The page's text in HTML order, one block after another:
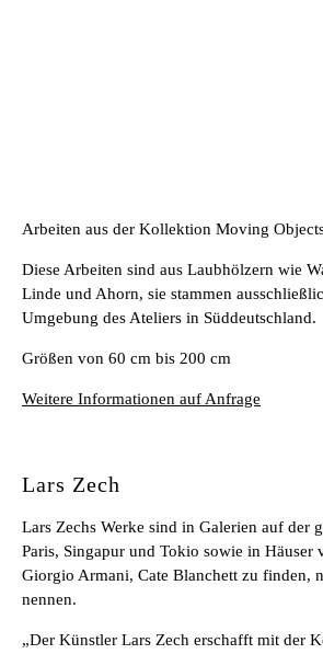
Arbeiten aus der Kollektion Moving
Diese Arbeiten sind aus Laubhölzern wie
Linde und Ahorn, sie stammen
Umgebung des Ateliers in Süddeutschland.
Größen von 60 cm bis 200 cm
Weitere Informationen auf Anfrage
Lars Zech
Lars Zechs Werke sind in Galerien auf der
Paris, Singapur und Tokio sowie in Häuser
Giorgio Armani, Cate Blanchett zu finden,
nennen.
„Der Künstler Lars Zech erschafft mit der